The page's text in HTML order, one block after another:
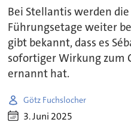
Bei Stellantis werden
Führungsetage weiter
gibt bekannt, dass es
sofortiger Wirkung zum
ernannt hat.
Götz Fuchslocher
3. Juni 2025